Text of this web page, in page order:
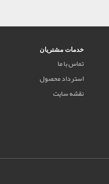
خدمات مشتریان
تماس با ما
استرداد محصول
نقشه سایت